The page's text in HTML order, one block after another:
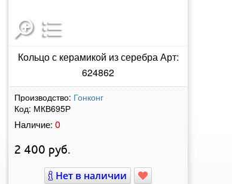
Кольцо с керамикой из серебра Арт:
624862
Производство: Гонконг
Код: МКВ695Р
Наличие: 0
2 400 руб.
Нет в наличии